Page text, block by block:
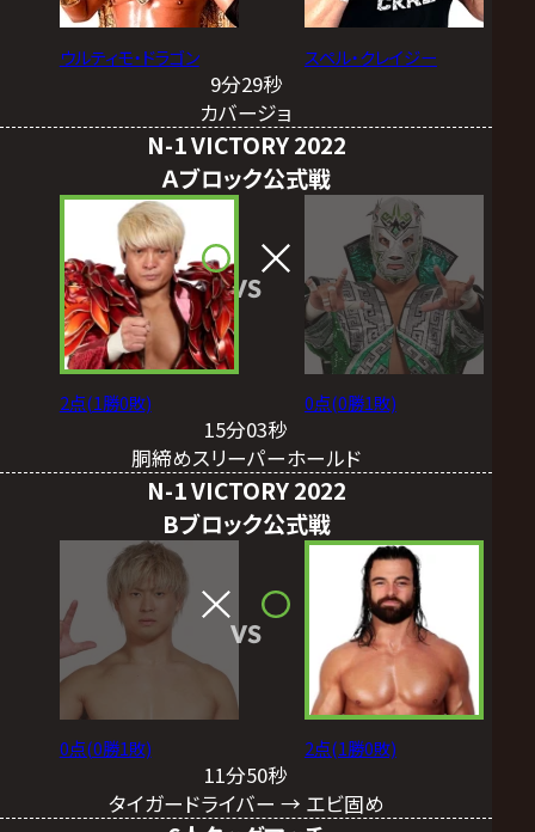
ウルティモ・ドラゴン スペル・クレイジー
9分29秒
カバージョ
N-1 VICTORY 2022
Ａブロック公式戦
2点(1勝0敗)
VS
0点(0勝1敗)
15分03秒
胴締めスリーパーホールド
N-1 VICTORY 2022
Bブロック公式戦
0点(0勝1敗)
VS
2点(1勝0敗)
11分50秒
タイガードライバー → エビ固め